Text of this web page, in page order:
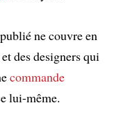
ne couvre en
des designers qui
commande
lui-même.